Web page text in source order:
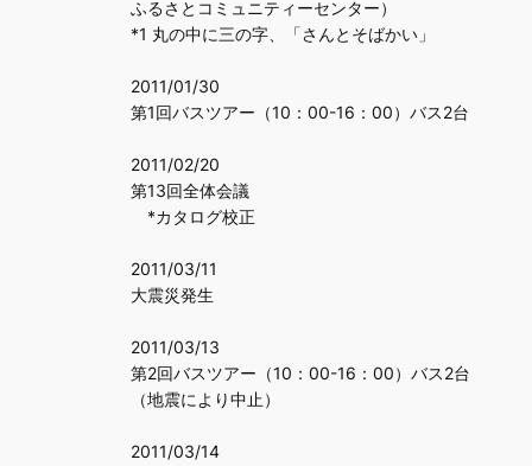
ふるさとコミュニティーセンター）
*1 丸の中に三の字、「さんとそばかい」
2011/01/30
第1回バスツアー（10：00-16：00）バス2台
2011/02/20
第13回全体会議
*カタログ校正
2011/03/11
大震災発生
2011/03/13
第2回バスツアー（10：00-16：00）バス2台
（地震により中止）
2011/03/14